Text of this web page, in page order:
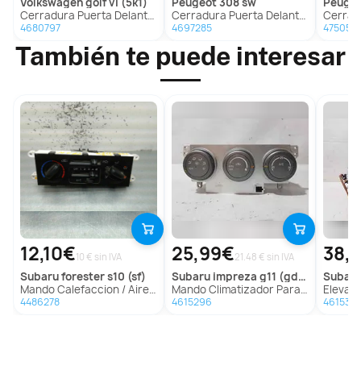
Cerradura Puerta Delantera Izquierda Para Volkswagen Golf Vi
4680797
Cerradura Puerta Delantera Izquierda Para Peugeot 308 Sw
4697285
Cerradura
4750577
También te puede interesar
12,10€10 € sin IVA
subaruforester s10 (sf)
Mando Calefaccion / Aire Acondicionado para Subaru Forester S10 (Sf)
4486278
25,99€21.48 € sin IVA
subaru impreza g11 (gd/gg)
Mando Climatizador Para Subaru Impreza G11
4615296
subaru
Elevalunas
4615307